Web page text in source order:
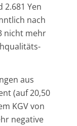
2.681 Yen
nach
nicht mehr
aus
(auf 20,50
KGV von
negative